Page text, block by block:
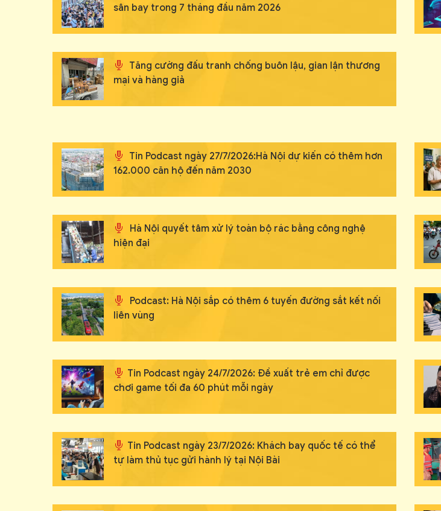
sân bay trong 7 tháng đầu năm 2026
Tăng cường đấu tranh chống buôn lậu, gian lận thương
mại và hàng giả
Tin Podcast ngày 27/7/2026:Hà Nội dự kiến có thêm hơn
162.000 căn hộ đến năm 2030
Hà Nội quyết tâm xử lý toàn bộ rác bằng công nghệ
hiện đại
Podcast: Hà Nội sắp có thêm 6 tuyến đường sắt kết nối
liên vùng
Tin Podcast ngày 24/7/2026: Đề xuất trẻ em chỉ được
chơi game tối đa 60 phút mỗi ngày
Tin Podcast ngày 23/7/2026: Khách bay quốc tế có thể
tự làm thủ tục gửi hành lý tại Nội Bài